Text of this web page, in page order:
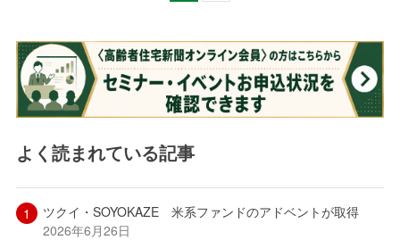
よく読まれている記事
ツクイ・SOYOKAZE 米系ファンドのアドベントが取得
2026年6月26日